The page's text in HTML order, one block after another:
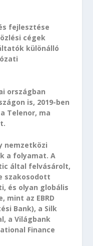
fejlesztése
cégek
különálló
országban
is, 2019-ben
Telenor, ma
nemzetközi
a folyamat. A
által felvásárolt,
szakosodott
és olyan globális
mint az EBRD
Bank), a Silk
a Világbank
Finance